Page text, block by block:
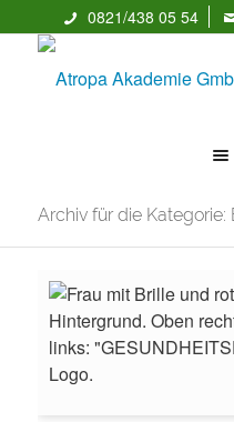
0821/438 05 54
Archiv für die